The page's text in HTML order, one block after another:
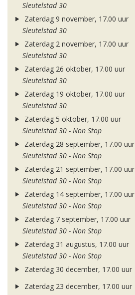
Sleutelstad 30
Zaterdag 9 november, 17.00 uur
Sleutelstad 30
Zaterdag 2 november, 17.00 uur
Sleutelstad 30
Zaterdag 26 oktober, 17.00 uur
Sleutelstad 30
Zaterdag 19 oktober, 17.00 uur
Sleutelstad 30
Zaterdag 5 oktober, 17.00 uur
Sleutelstad 30 - Non Stop
Zaterdag 28 september, 17.00 uur
Sleutelstad 30 - Non Stop
Zaterdag 21 september, 17.00 uur
Sleutelstad 30 - Non Stop
Zaterdag 14 september, 17.00 uur
Sleutelstad 30 - Non Stop
Zaterdag 7 september, 17.00 uur
Sleutelstad 30 - Non Stop
Zaterdag 31 augustus, 17.00 uur
Sleutelstad 30 - Non Stop
Zaterdag 30 december, 17.00 uur
Zaterdag 23 december, 17.00 uur